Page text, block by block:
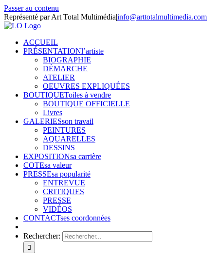
Passer au contenu
Représenté par Art Total Multimédia|info@arttotalmultimedia.com
ACCUEIL
PRÉSENTATIONl’artiste
BIOGRAPHIE
DÉMARCHE
ATELIER
OEUVRES EXPLIQUÉES
BOUTIQUEToiles à vendre
BOUTIQUE OFFICIELLE
Livres
GALERIESson travail
PEINTURES
AQUARELLES
DESSINS
EXPOSITIONsa carrière
COTEsa valeur
PRESSEsa popularité
ENTREVUE
CRITIQUES
PRESSE
VIDÉOS
CONTACTses coordonnées
Rechercher: